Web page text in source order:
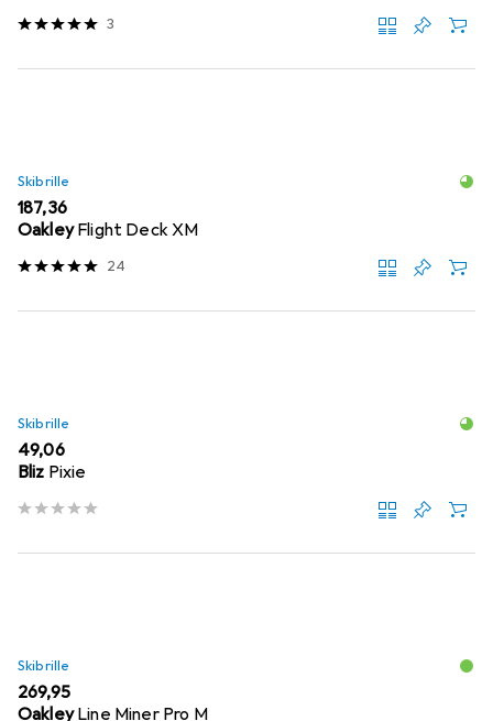
3
Skibrille
EUR
187,36
Oakley Flight Deck XM
24
Skibrille
EUR
49,06
Bliz Pixie
Skibrille
EUR
269,95
Oakley Line Miner Pro M